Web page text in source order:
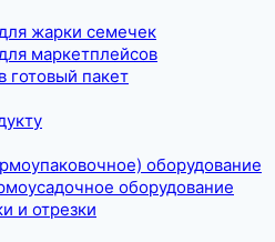
жарки семечек
маркетплейсов
готовый пакет
оборудование
оборудование
и отрезки